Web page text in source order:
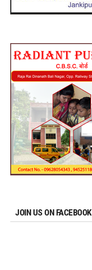
JOIN US ON FACEBOOK